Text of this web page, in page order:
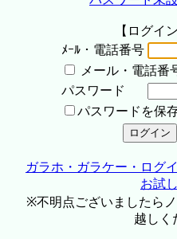
【ログイ
ﾒｰﾙ・電話番号
メール・電話番
パスワード
パスワードを保
ガラホ・ガラケー・ログ
お試
※不明点ございましたら
越しく